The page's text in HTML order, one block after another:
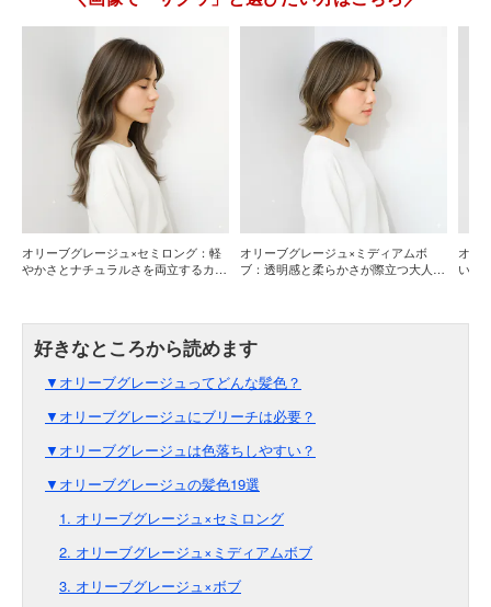
オリーブグレージュ×セミロング：軽
やかさとナチュラルさを両立するカラ
オリーブグレージュ×ミディアムボ
ブ：透明感と柔らかさが際立つ大人カ
オリ
いい
▼オリーブグレージュってどんな髪色？
▼オリーブグレージュにブリーチは必要？
▼オリーブグレージュは色落ちしやすい？
▼オリーブグレージュの髪色19選
1. オリーブグレージュ×セミロング
2. オリーブグレージュ×ミディアムボブ
3. オリーブグレージュ×ボブ